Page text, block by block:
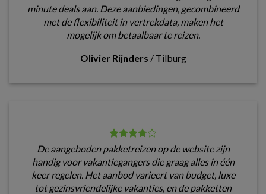
minute deals aan. Deze aanbiedingen, gecombineerd
met de flexibiliteit in vertrekdata, maken het
mogelijk om betaalbaar te reizen.
Olivier Rijnders / Tilburg
De aangeboden pakketreizen op de website zijn
handig voor vakantiegangers die graag alles in één
keer regelen. Het aanbod varieert van budget, luxe
tot gezinsvriendelijke vakanties, en de pakketten